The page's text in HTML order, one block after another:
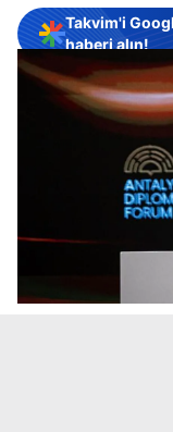
Takvim'i
haberi alın!